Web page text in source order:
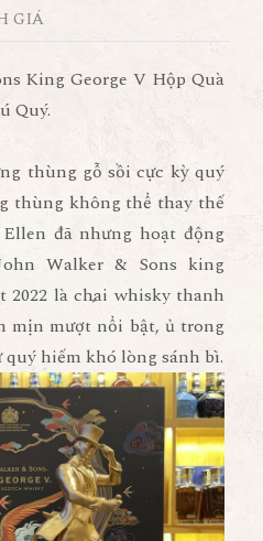
GIÁ
King George V Hộp Quà
Quý.
thùng gỗ sồi cực kỳ quý
thùng không thể thay thế
đã nhưng hoạt động
Walker & Sons king
2022 là chai whisky thanh
mịn mượt nổi bật, ủ trong
hiếm khó lòng sánh bì.